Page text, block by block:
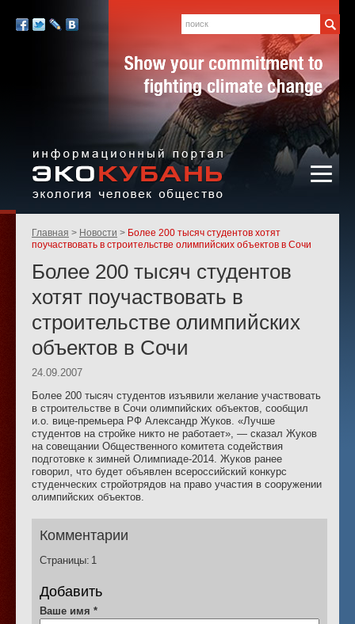
«ЭКО-КУБАНЬ»
человек,
общество
Родительские
страницы:
Главная Новости
Более 200 тысяч студентов хотят
поучаствовать в строительстве олимпийских объектов в Сочи
Более 200 тысяч студентов
хотят поучаствовать в
строительстве олимпийских
объектов в Сочи
24.09.2007
Более 200 тысяч студентов изъявили желание участвовать
в строительстве в Сочи олимпийских объектов, сообщил
и.о. вице-премьера РФ Александр Жуков. «Лучше
студентов на стройке никто не работает», — сказал Жуков
на совещании Общественного комитета содействия
подготовке к зимней Олимпиаде-2014. Жуков ранее
говорил, что будет объявлен всероссийский конкурс
студенческих стройотрядов на право участия в сооружении
олимпийских объектов.
Комментарии
Страницы: 1
Добавить
Ваше имя *
Мы
Поиск